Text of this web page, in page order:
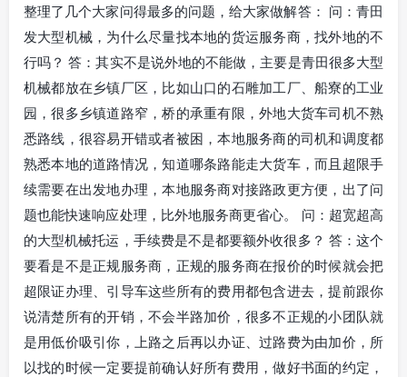
整理了几个大家问得最多的问题，给大家做解答： 问：青田
发大型机械，为什么尽量找本地的货运服务商，找外地的不
行吗？ 答：其实不是说外地的不能做，主要是青田很多大型
机械都放在乡镇厂区，比如山口的石雕加工厂、船寮的工业
园，很多乡镇道路窄，桥的承重有限，外地大货车司机不熟
悉路线，很容易开错或者被困，本地服务商的司机和调度都
熟悉本地的道路情况，知道哪条路能走大货车，而且超限手
续需要在出发地办理，本地服务商对接路政更方便，出了问
题也能快速响应处理，比外地服务商更省心。 问：超宽超高
的大型机械托运，手续费是不是都要额外收很多？ 答：这个
要看是不是正规服务商，正规的服务商在报价的时候就会把
超限证办理、引导车这些所有的费用都包含进去，提前跟你
说清楚所有的开销，不会半路加价，很多不正规的小团队就
是用低价吸引你，上路之后再以办证、过路费为由加价，所
以找的时候一定要提前确认好所有费用，做好书面的约定，